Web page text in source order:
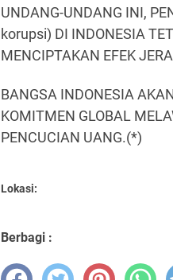
UNDANG-UNDANG INI,
korupsi) DI INDONESIA
MENCIPTAKAN EFEK
BANGSA INDONESIA
KOMITMEN GLOBAL
PENCUCIAN UANG.(*)
Lokasi:
Berbagi :